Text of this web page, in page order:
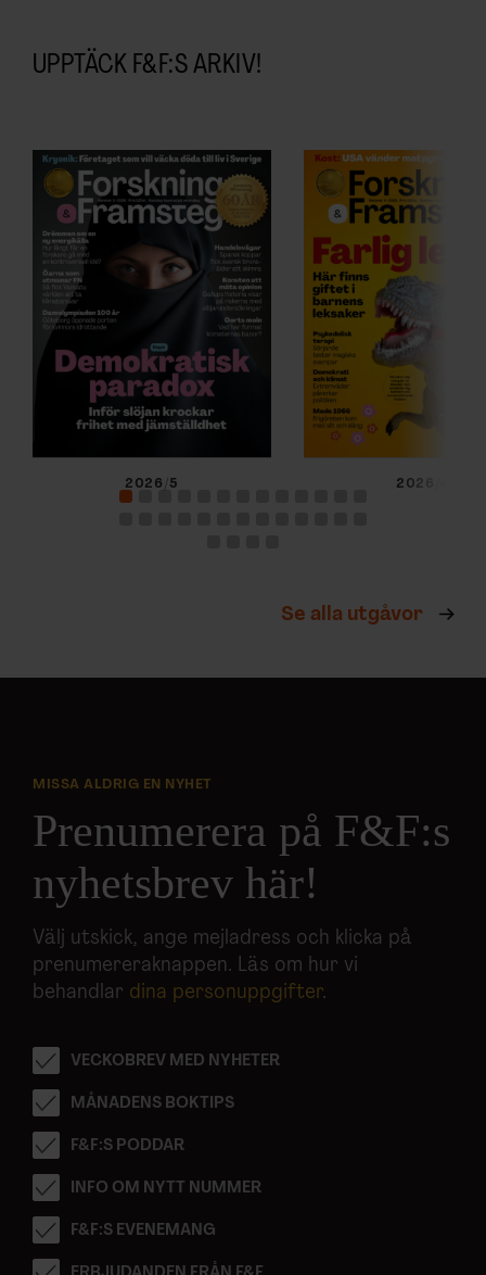
UPPTÄCK F&F:S ARKIV!
2026/5 2026/4
Se alla utgåvor
MISSA ALDRIG EN NYHET
Prenumerera på F&F:s
nyhetsbrev här!
Välj utskick, ange mejladress och klicka på
prenumereraknappen. Läs om hur vi
behandlar dina personuppgifter.
VECKOBREV MED NYHETER
MÅNADENS BOKTIPS
F&F:S PODDAR
INFO OM NYTT NUMMER
F&F:S EVENEMANG